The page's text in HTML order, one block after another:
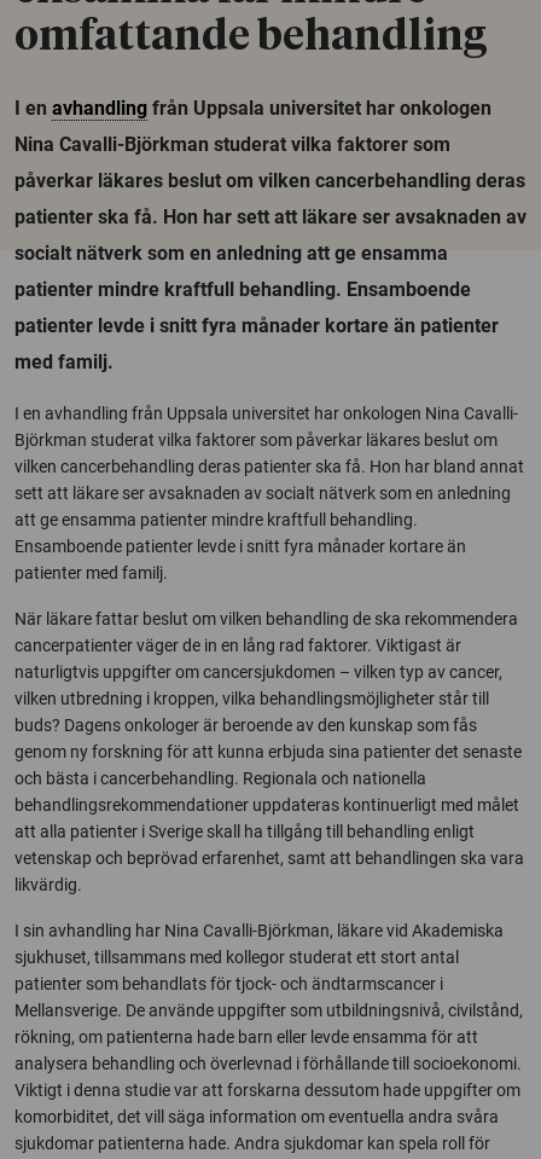
omfattande behandling
I en avhandling från Uppsala universitet har onkologen
Nina Cavalli-Björkman studerat vilka faktorer som
påverkar läkares beslut om vilken cancerbehandling deras
patienter ska få. Hon har sett att läkare ser avsaknaden av
socialt nätverk som en anledning att ge ensamma
patienter mindre kraftfull behandling. Ensamboende
patienter levde i snitt fyra månader kortare än patienter
med familj.
I en avhandling från Uppsala universitet har onkologen Nina Cavalli-
Björkman studerat vilka faktorer som påverkar läkares beslut om
vilken cancerbehandling deras patienter ska få. Hon har bland annat
sett att läkare ser avsaknaden av socialt nätverk som en anledning
att ge ensamma patienter mindre kraftfull behandling.
Ensamboende patienter levde i snitt fyra månader kortare än
patienter med familj.
När läkare fattar beslut om vilken behandling de ska rekommendera
cancerpatienter väger de in en lång rad faktorer. Viktigast är
naturligtvis uppgifter om cancersjukdomen – vilken typ av cancer,
vilken utbredning i kroppen, vilka behandlingsmöjligheter står till
buds? Dagens onkologer är beroende av den kunskap som fås
genom ny forskning för att kunna erbjuda sina patienter det senaste
och bästa i cancerbehandling. Regionala och nationella
behandlingsrekommendationer uppdateras kontinuerligt med målet
att alla patienter i Sverige skall ha tillgång till behandling enligt
vetenskap och beprövad erfarenhet, samt att behandlingen ska vara
likvärdig.
I sin avhandling har Nina Cavalli-Björkman, läkare vid Akademiska
sjukhuset, tillsammans med kollegor studerat ett stort antal
patienter som behandlats för tjock- och ändtarmscancer i
Mellansverige. De använde uppgifter som utbildningsnivå, civilstånd,
rökning, om patienterna hade barn eller levde ensamma för att
analysera behandling och överlevnad i förhållande till socioekonomi.
Viktigt i denna studie var att forskarna dessutom hade uppgifter om
komorbiditet, det vill säga information om eventuella andra svåra
sjukdomar patienterna hade. Andra sjukdomar kan spela roll för